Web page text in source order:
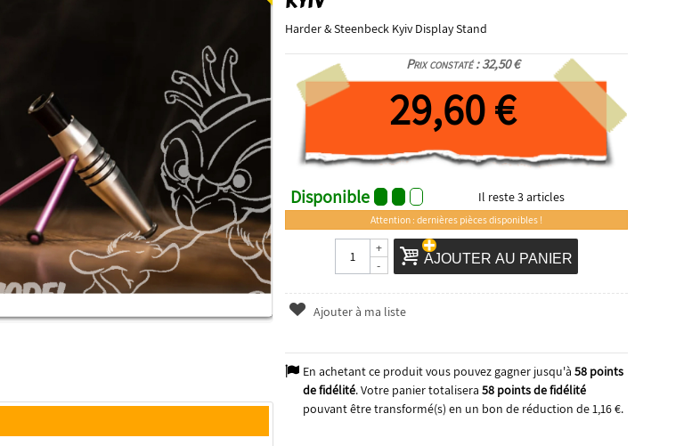
Harder & Steenbeck Kyiv Display Stand
Prix constaté : 32,50 €
29,60 €
Disponible Il reste3articles
Attention : dernières pièces disponibles !
-
+
AJOUTER AU PANIER
Ajouter à ma liste
En achetant ce produit vous pouvez gagner jusqu'à 58points
de fidélité. Votre panier totalisera 58points de fidélité
pouvant être transformé(s) en un bon de réduction de1,16 €.